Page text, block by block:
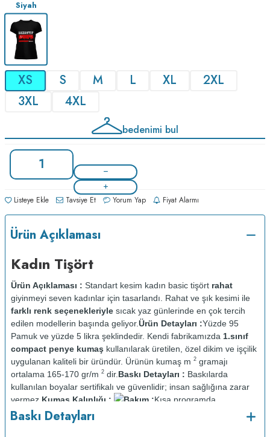
Siyah
XS S M L XL
2XL
3XL
4XL
bedenimi bul
Listeye Ekle Tavsiye Et Yorum Yap Fiyat Alarmı
Ürün Açıklaması
Kadın Tişört
Ürün Açıklaması : Standart kesim kadın basic tişört rahat
giyinmeyi seven kadınlar için tasarlandı. Rahat ve şık kesimi ile
farklı renk seçenekleriyle sıcak yaz günlerinde en çok tercih
edilen modellerin başında geliyor.Ürün Detayları :Yüzde 95
Pamuk ve yüzde 5 likra şeklindedir. Kendi fabrikamızda 1.sınıf
compact penye kumaş kullanılarak üretilen, özel dikim ve işçilik
uygulanan kaliteli bir üründür. Ürünün kumaş m 2 gramajı
ortalama 165-170 gr/m 2 dir. Baskı Detayları : Baskılarda
kullanılan boyalar sertifikalı ve güvenlidir; insan sağlığına zarar
vermez. Kumaş Kalınlığı : Bakım :Kısa programda
maksimum 30 C sıcaklıkta ve tersten yıkanır.
Kurutma makinesinde kurutulmaz. Orta ısıda ve tersten
Baskı Detayları